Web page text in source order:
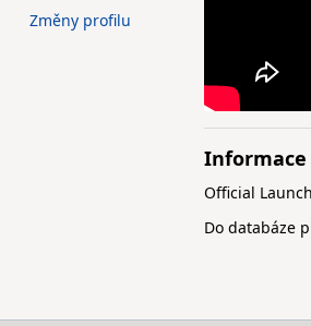
Official
Do databáze
Změny profilu